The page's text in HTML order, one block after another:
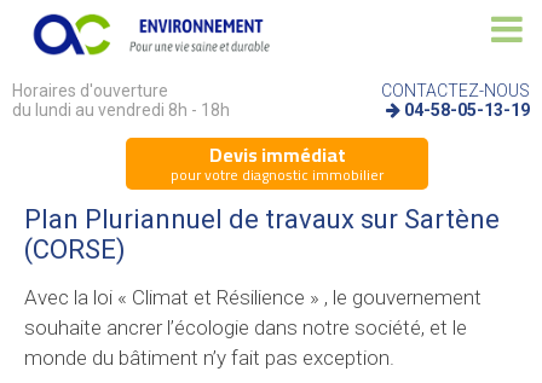
Horaires d'ouverture
du lundi au vendredi 8h - 18h
CONTACTEZ-NOUS
04-58-05-13-19
Devis immédiat
pour votre diagnostic immobilier
Plan Pluriannuel de travaux sur Sartène
(CORSE)
Avec la loi « Climat et Résilience » , le gouvernement
souhaite ancrer l’écologie dans notre société, et le
monde du bâtiment n’y fait pas exception.